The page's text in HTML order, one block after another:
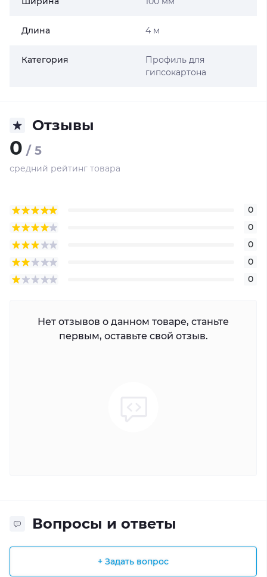
Длина 4 м
Категория
Профиль для
гипсокартона
Отзывы
0 / 5
средний рейтинг товара
0
0
0
0
0
Нет отзывов о данном товаре, станьте
первым, оставьте свой отзыв.
Вопросы и ответы
+ Задать вопрос